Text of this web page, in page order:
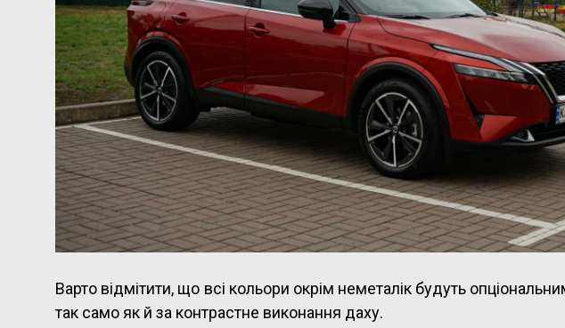
Варто відмітити, що всі кольори окрім неметалік будуть
так само як й за контрастне виконання даху.